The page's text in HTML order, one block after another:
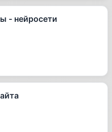
- нейросети